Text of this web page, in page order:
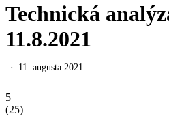
Technická
11.8.2021
11. augusta 2021
5
(25)